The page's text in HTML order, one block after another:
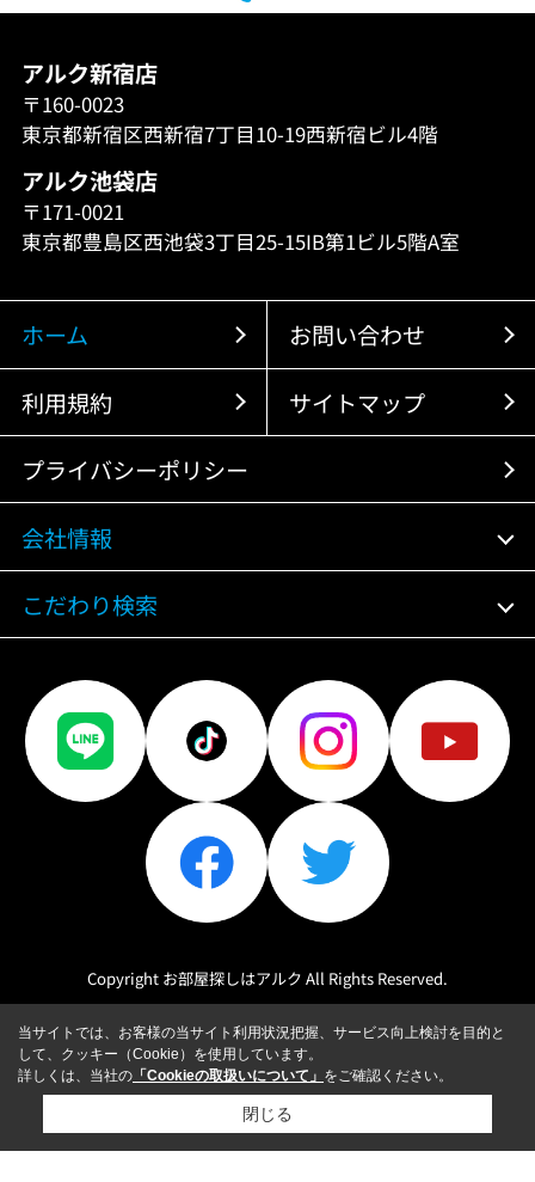
アルク新宿店
〒160-0023
東京都新宿区西新宿7丁目10-19西新宿ビル4階
アルク池袋店
〒171-0021
東京都豊島区西池袋3丁目25-15IB第1ビル5階A室
ホーム お問い合わせ
利用規約 サイトマップ
プライバシーポリシー
会社情報
こだわり検索
Copyright お部屋探しはアルク All Rights Reserved.
当サイトでは、お客様の当サイト利用状況把握、サービス向上検討を目的と
して、クッキー（Cookie）を使用しています。
詳しくは、当社の 「Cookieの取扱いについて」 をご確認ください。
閉じる